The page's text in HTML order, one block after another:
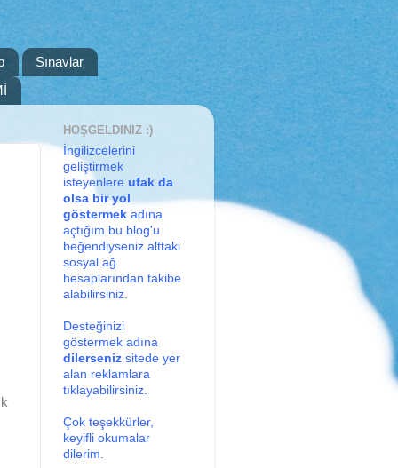
Sınavlar
HOŞGELDINIZ :)
İngilizcelerini
geliştirmek
isteyenlere ufak da
olsa bir yol
göstermek adına
açtığım bu blog'u
beğendiyseniz alttaki
sosyal ağ
hesaplarından takibe
alabilirsiniz.
Desteğinizi
göstermek adına
dilerseniz sitede yer
alan reklamlara
tıklayabilirsiniz.
Çok teşekkürler,
keyifli okumalar
dilerim.